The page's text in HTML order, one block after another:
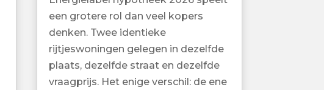
een grotere rol dan veel kopers
denken. Twee identieke
rijtjeswoningen gelegen in dezelfde
plaats, dezelfde straat en dezelfde
vraagprijs. Het enige verschil: de ene